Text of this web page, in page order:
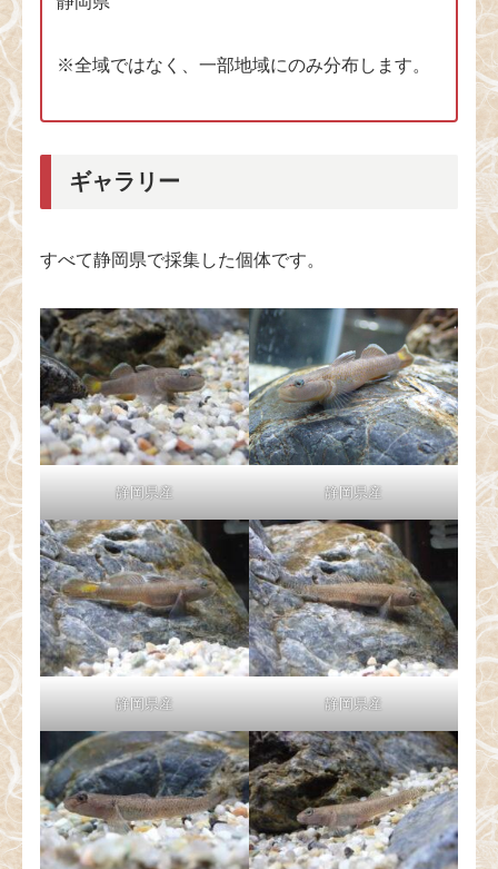
※全域ではなく、一部地域にのみ分布します。
ギャラリー
すべて静岡県で採集した個体です。
静岡県産 静岡県産
静岡県産 静岡県産